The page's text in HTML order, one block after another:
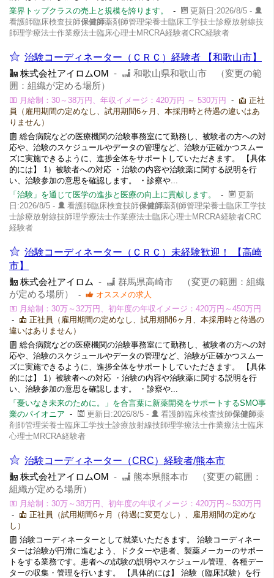
業界トップクラスの売上と規模を誇ります。
-
更新日:2026/8/5 -
看護師臨床検査技師保健師薬剤師管理栄養士臨床工学技士診療放射線技
師理学療法士作業療法士臨床心理士MRCRA経験者CRC経験者
治験コーディネーター（ＣＲＣ）経験者 【和歌山市】
株式会社アイロムOM -
和歌山県和歌山市 （変更の範
囲：組織が定める場所）
月給制：30～38万円、年収イメージ：420万円 ～ 530万円 -
正社
員（雇用期間の定めなし、試用期間6ヶ月、本採用時と待遇の違いはあ
りません）
総合病院などの医療機関の治験事務室にて勤務し、被験者の方への対
応や、治験のスケジュールやデータの管理など、治験が正確かつスムー
ズに実施できるように、進捗全体をサポートしていただきます。 【具体
的には】 1）被験者への対応 ・治験の内容や治験薬に関する説明を行
い、治験参加の意思を確認します。 ・診察や...
「治験」を通じて医学の進歩と医療の向上に貢献します。
-
更新
日:2026/8/5 -
看護師臨床検査技師保健師薬剤師管理栄養士臨床工学技
士診療放射線技師理学療法士作業療法士臨床心理士MRCRA経験者CRC
経験者
治験コーディネーター（ＣＲＣ）未経験歓迎！ 【高崎
市】
株式会社アイロム -
群馬県高崎市 （変更の範囲：組織
が定める場所）
-
オススメの求人
月給制：30万～32万円、初年度の年収イメージ：420万円～450万円
-
正社員（雇用期間の定めなし、試用期間6ヶ月、本採用時と待遇の
違いはありません）
総合病院などの医療機関の治験事務室にて勤務し、被験者の方への対
応や、治験のスケジュールやデータの管理など、治験が正確かつスムー
ズに実施できるように、進捗全体をサポートしていただきます。 【具体
的には】 1）被験者への対応 ・治験の内容や治験薬に関する説明を行
い、治験参加の意思を確認します。 ・診察や...
「憂いなき未来のために。」を合言葉に新薬開発をサポートするSMO事
業のパイオニア - 更新日:2026/8/5 - 看護師臨床検査技師保健師薬
剤師管理栄養士臨床工学技士診療放射線技師理学療法士作業療法士臨床
心理士MRCRA経験者
治験コーディネーター（CRC）経験者/熊本市
株式会社アイロムOM -
熊本県熊本市 （変更の範囲：
組織が定める場所）
月給制：30万～38万円、初年度の年収イメージ：420万円～530万円
-
正社員（試用期間6ヶ月（待遇に変更なし）、雇用期間の定めな
し）
治験コーディネーターとして就業いただきます。 治験コーディネー
ターは治験が円滑に進むよう、ドクターや患者、製薬メーカーのサポー
トをする業務です。患者への試験の説明やスケジュール管理、各種デー
ターの収集・管理を行います。 【具体的には】 治験（臨床試験）を行